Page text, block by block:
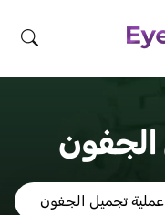
الجفون
عملية تجميل الجفون